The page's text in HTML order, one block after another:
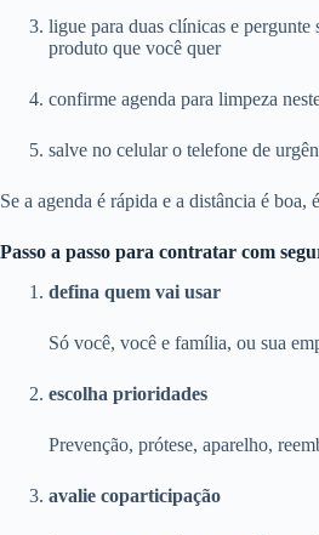
ligue para duas clínicas e pergunte
produto que você quer
confirme agenda para limpeza
salve no celular o telefone de
Se a agenda é rápida e a distância é boa,
Passo a passo para contratar com
defina quem vai usar
Só você, você e família, ou sua
escolha prioridades
Prevenção, prótese, aparelho,
avalie coparticipação